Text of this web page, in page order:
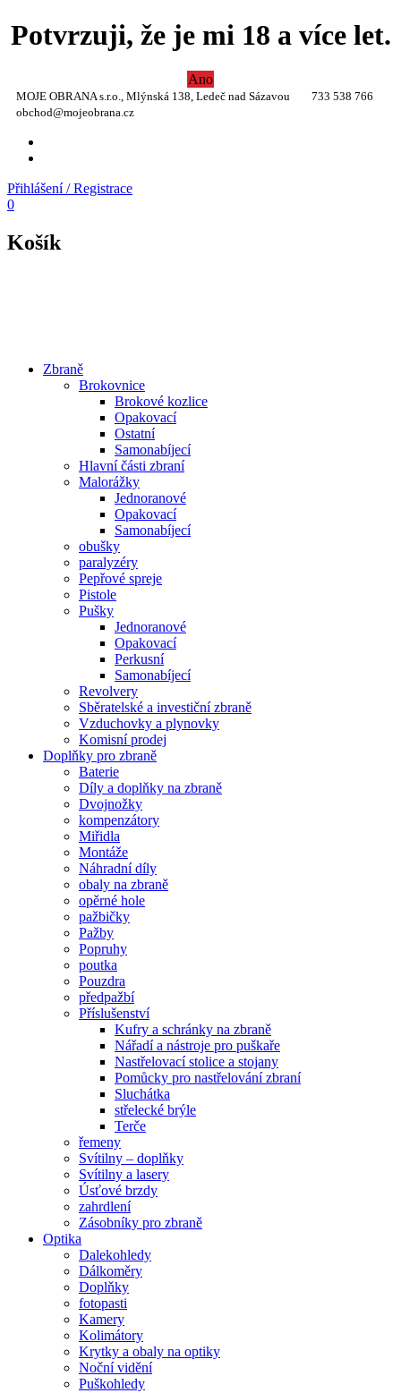
Potvrzuji, že je mi 18 a více let.
Ano
MOJE OBRANA s.r.o., Mlýnská 138, Ledeč nad Sázavou
733 538 766
obchod@mojeobrana.cz
Přihlášení / Registrace
0
Košík
Zbraně
Brokovnice
Brokové kozlice
Opakovací
Ostatní
Samonabíjecí
Hlavní části zbraní
Malorážky
Jednoranové
Opakovací
Samonabíjecí
obušky
paralyzéry
Pepřové spreje
Pistole
Pušky
Jednoranové
Opakovací
Perkusní
Samonabíjecí
Revolvery
Sběratelské a investiční zbraně
Vzduchovky a plynovky
Komisní prodej
Doplňky pro zbraně
Baterie
Díly a doplňky na zbraně
Dvojnožky
kompenzátory
Miřidla
Montáže
Náhradní díly
obaly na zbraně
opěrné hole
pažbičky
Pažby
Popruhy
poutka
Pouzdra
předpažbí
Příslušenství
Kufry a schránky na zbraně
Nářadí a nástroje pro puškaře
Nastřelovací stolice a stojany
Pomůcky pro nastřelování zbraní
Sluchátka
střelecké brýle
Terče
řemeny
Svítilny – doplňky
Svítilny a lasery
Úsťové brzdy
zahrdlení
Zásobníky pro zbraně
Optika
Dalekohledy
Dálkoměry
Doplňky
fotopasti
Kamery
Kolimátory
Krytky a obaly na optiky
Noční vidění
Puškohledy